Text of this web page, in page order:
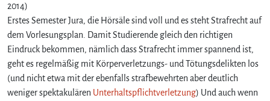
2014)
Erstes Semester Jura, die Hörsäle sind voll und es steht Strafrecht auf
dem Vorlesungsplan. Damit Studierende gleich den richtigen
Eindruck bekommen, nämlich dass Strafrecht immer spannend ist,
geht es regelmäßig mit Körperverletzungs- und Tötungsdelikten los
(und nicht etwa mit der ebenfalls strafbewehrten aber deutlich
weniger spektakulären Unterhaltspflichtverletzung) Und auch wenn